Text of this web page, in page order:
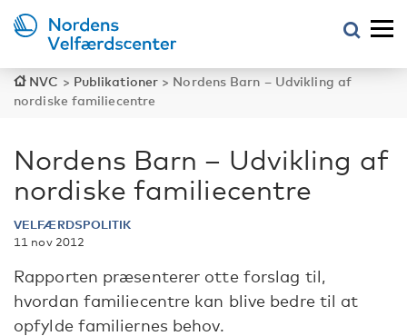
NVC > Publikationer > Nordens Barn – Udvikling af
nordiske familiecentre
Nordens Barn – Udvikling af
nordiske familiecentre
VELFÆRDSPOLITIK
11 nov 2012
Rapporten præsenterer otte forslag til,
hvordan familiecentre kan blive bedre til at
opfylde familiernes behov.